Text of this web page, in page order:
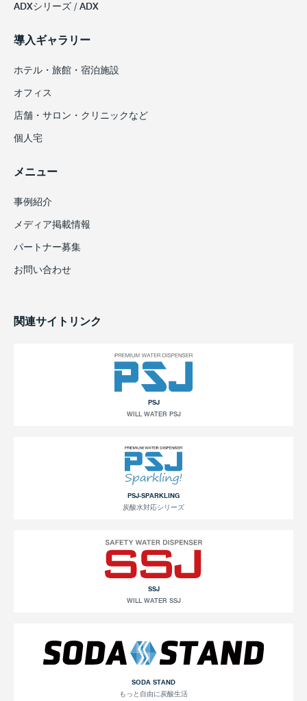
ADXシリーズ / ADX
導入ギャラリー
ホテル・旅館・宿泊施設
オフィス
店舗・サロン・クリニックなど
個人宅
メニュー
事例紹介
メディア掲載情報
パートナー募集
お問い合わせ
関連サイトリンク
PSJ
WILL WATER PSJ
PSJ-SPARKLING
炭酸水対応シリーズ
SSJ
WILL WATER SSJ
SODA STAND
もっと自由に炭酸生活